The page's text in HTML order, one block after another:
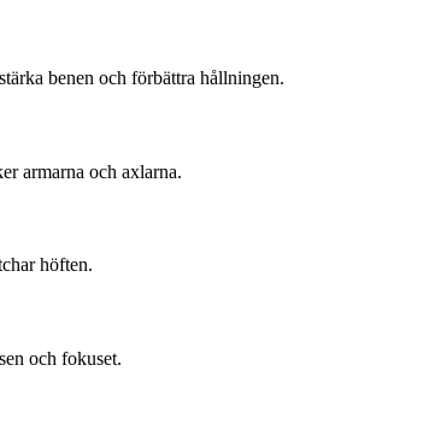
benen och förbättra hållningen.
armarna och axlarna.
höften.
och fokuset.